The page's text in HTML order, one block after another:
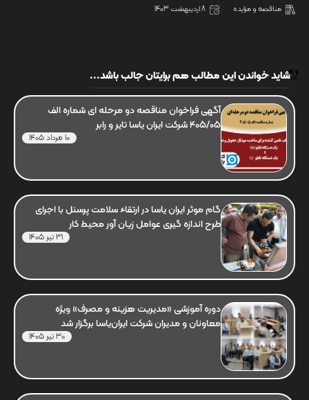
مناقصه و مزایده 8 اردیبهشت 1403
شاید خواندن این مطالب هم برایتان جالب باشد...
آگهی فراخوان مناقصه دو مرحله ای شماره الف
405/05 شرکت ایران یاسا تایر و رابر
10 مرداد 1405
گام موثر ایران یاسا در ارتقاء سلامت پرسنل با اجرای
طرح اندازه گیری عوامل زیان آور محیط کار
31 تیر 1405
دوره آموزشی «مدیریت هزینه و مصرف» ویژه
معاونان و مدیران شرکت ایران‌یاسا برگزار شد
30 تیر 1405